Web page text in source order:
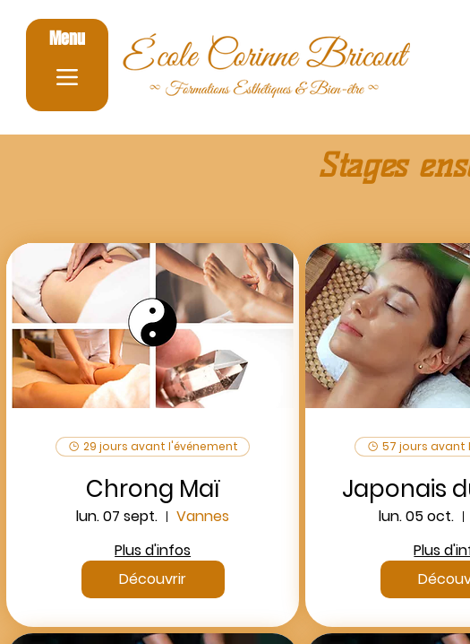
Menu
Stages
29 jours avant l'événement
Chrong Maï
lun. 07 sept.
Vannes
Plus d'infos
Découvrir
57 jours avant
Japonais
lun. 05 oct.
Plus